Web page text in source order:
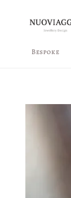
Bespoke